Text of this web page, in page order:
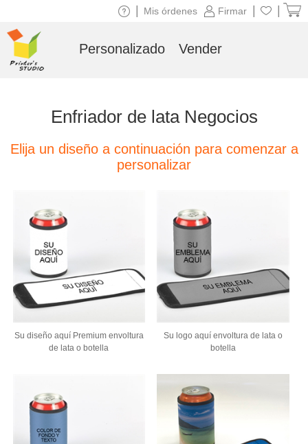
Enfriador de lata Negocios
Elija un diseño a continuación para comenzar a
personalizar
Su diseño aquí Premium envoltura
de lata o botella
Su logo aquí envoltura de lata o
botella
Firmar
Mis órdenes
Personalizado Vender